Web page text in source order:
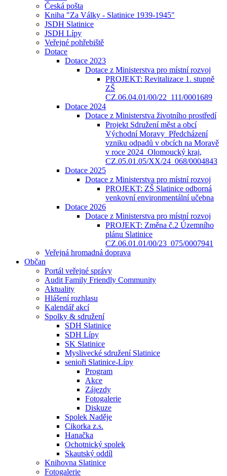
Česká pošta
Kniha "Za Války - Slatinice 1939-1945"
JSDH Slatinice
JSDH Lípy
Veřejné pohřebiště
Dotace
Dotace 2023
Dotace z Ministerstva pro místní rozvoj
PROJEKT: Revitalizace 1. stupně
ZŠ
CZ.06.04.01/00/22_111/0001689
Dotace 2024
Dotace z Ministerstva životního prostředí
Projekt Sdružení měst a obcí
Východní Moravy_Předcházení
vzniku odpadů v obcích na Moravě
v roce 2024_Olomoucký kraj,
CZ.05.01.05/XX/24_068/0004843
Dotace 2025
Dotace z Ministerstva pro místní rozvoj
PROJEKT: ZŠ Slatinice odborná
venkovní environmentální učebna
Dotace 2026
Dotace z Ministerstva pro místní rozvoj
PROJEKT: Změna č.2 Územního
plánu Slatinice
CZ.06.01.01/00/23_075/0007941
Veřejná hromadná doprava
Občan
Portál veřejné správy
Audit Family Friendly Community
Aktuality
Hlášení rozhlasu
Kalendář akcí
Spolky & sdružení
SDH Slatinice
SDH Lípy
SK Slatinice
Myslivecké sdružení Slatinice
senioři Slatinice-Lípy
Program
Akce
Zájezdy
Fotogalerie
Diskuze
Spolek Naděje
Cikorka z.s.
Hanačka
Ochotnický spolek
Skautský oddíl
Knihovna Slatinice
Fotogalerie